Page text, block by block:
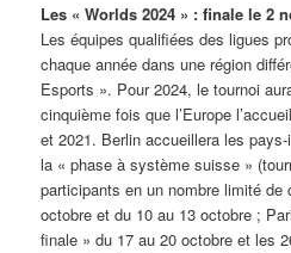
Les « Worlds 2024 » : finale le 2
Les équipes qualifiées des ligues
chaque année dans une région
Esports ». Pour 2024, le tournoi
cinquième fois que l’Europe
et 2021. Berlin accueillera les
la « phase à système suisse »
participants en un nombre limité de
octobre et du 10 au 13 octobre ;
finale » du 17 au 20 octobre et les